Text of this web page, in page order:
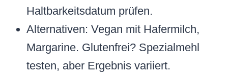
Haltbarkeitsdatum prüfen.
Alternativen: Vegan mit Hafermilch,
Margarine. Glutenfrei? Spezialmehl
testen, aber Ergebnis variiert.